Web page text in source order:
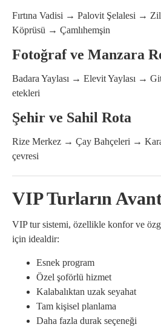
Fırtına Vadisi → Palovit Şelalesi →
Köprüsü → Çamlıhemşin
Fotoğraf ve Manzara
Badara Yaylası → Elevit Yaylası →
etekleri
Şehir ve Sahil Rota
Rize Merkez → Çay Bahçeleri →
çevresi
VIP Turların
VIP tur sistemi, özellikle konfor ve
için idealdir:
Esnek program
Özel şoförlü hizmet
Kalabalıktan uzak seyahat
Tam kişisel planlama
Daha fazla durak seçeneği